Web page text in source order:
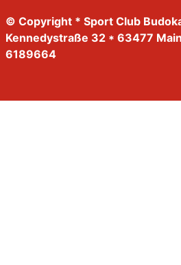
© Copyright * Sport Club
Kennedystraße 32 * 63477
6189664